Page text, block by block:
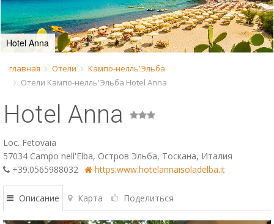
NED
FRA
DAN
Hotel Anna
главная Отели
Кампо-нелль'Эльба
Отели Кампо-нелль'Эльба Hotel Anna
Hotel Anna
Loc. Fetovaia
57034 Campo nell'Elba, Остров Эльба, Тоскана, Италия
+39.0565988032
https:www.hotelannaisoladelba.it
Описание Карта Поделиться